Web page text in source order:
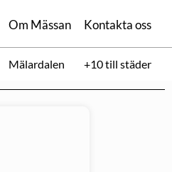
Om Mässan Kontakta oss
Mälardalen +10 till städer